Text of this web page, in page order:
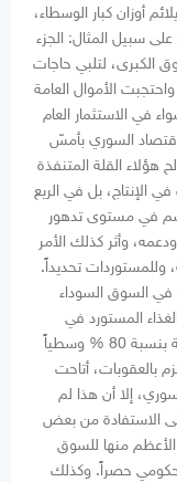
أوزان كبار الوسطاء،
سبيل المثال: الجزء
الكبرى، لتلبي حاجات
واحتجبت الأموال العامة
في الاستثمار العام
السوري بأمسّ
القلة المتنفذة
الإنتاج، بل في الريع
في مستوى تدهور
وأثر كذلك الأمر
وللمستوردات تحديداً.
السوق السوداء
المستورد في
السوق السورية، أعلى من أسعار تصديرها العالمية بنسبة 80 % وسطياً
بالعقوبات، أتاحت
إلا أن هذا لم
الاستفادة من بعض
الأعظم منها للسوق
حكومي حصراً. وكذلك